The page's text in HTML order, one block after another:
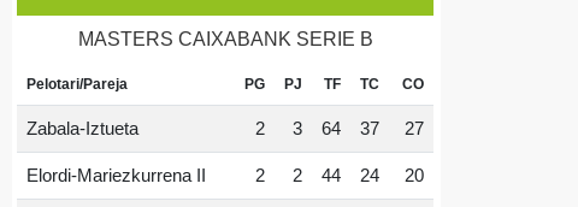
MASTERS CAIXABANK SERIE B
Pelotari/Pareja PG PJ TF TC CO
Zabala-Iztueta 2 3 64 37 27
Elordi-Mariezkurrena II 2 2 44 24 20